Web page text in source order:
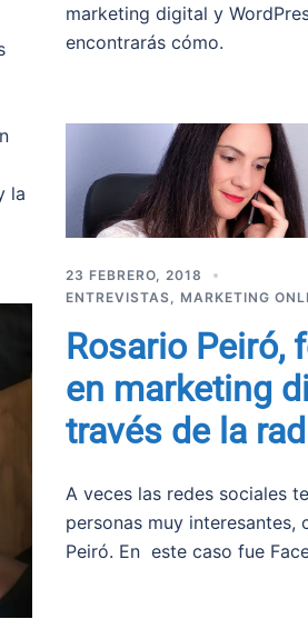
la
marketing digital y
encontrarás cómo.
23 FEBRERO, 2018
ENTREVISTAS
MARKETING
Rosario Peiró,
en marketing
través de la
A veces las redes sociales
personas muy interesantes,
Peiró. En este caso fue